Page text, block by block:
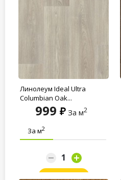
Линолеум Ideal Ultra
Columbian Oak...
999 За м2
За м2
Заказать